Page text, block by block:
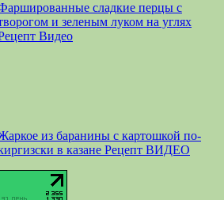
сладкие перцы с
и зеленым луком на углях
Видео
из баранины с картошкой по-
в казане Рецепт ВИДЕО